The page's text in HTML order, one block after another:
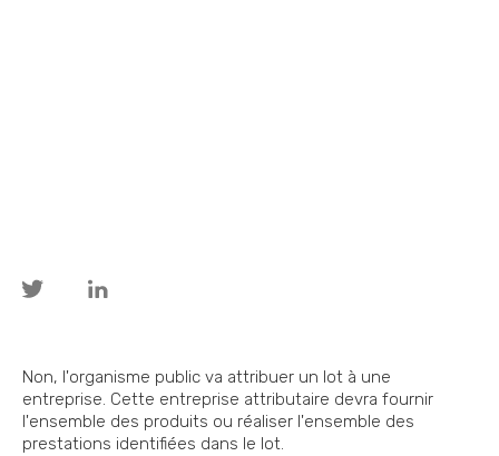
Non, l'organisme public va attribuer un lot à une
entreprise. Cette entreprise attributaire devra fournir
l'ensemble des produits ou réaliser l'ensemble des
prestations identifiées dans le lot.